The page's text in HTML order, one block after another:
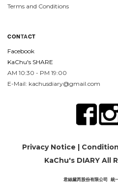
Terms and Conditions
CONTACT
Facebook
KaChu's SHARE
AM 10:30 - PM 19:00
E-Mail: kachusdiary@gmail.com
Privacy Notice
KaChu's DIARY All
君絲黛芮股份有限公司